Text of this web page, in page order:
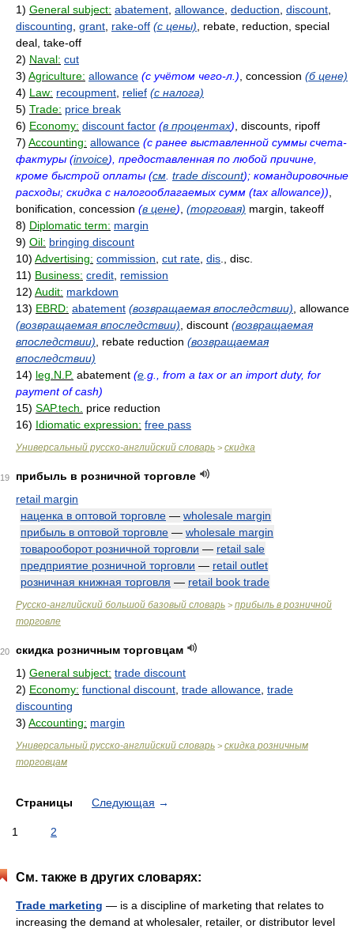
1) General subject: abatement allowance deduction discount
discounting grant rake-off (с цены) , rebate, reduction, special
deal, take-off
2) Naval: cut
3) Agriculture: allowance (с учётом чего-л.) , concession (б цене)
4) Law: recoupment relief (с налога)
5) Trade: price break
6) Economy: discount factor (в процентах) , discounts, ripoff
7) Accounting: allowance (с ранее выставленной суммы счета-
фактуры (invoice), предоставленная по любой причине,
кроме быстрой оплаты (см trade discount); командировочные
расходы; скидка с налогооблагаемых сумм (tax allowance))
bonification, concession (в цене) (торговая) margin, takeoff
8) Diplomatic term: margin
9) Oil: bringing discount
10) Advertising: commission cut rate dis ., disc.
11) Business: credit remission
12) Audit: markdown
13) EBRD: abatement (возвращаемая впоследствии) , allowance
(возвращаемая впоследствии) , discount (возвращаемая
впоследствии) , rebate reduction (возвращаемая
впоследствии)
14) leg.N.P. abatement (e .g., from a tax or an import duty, for
payment of cash)
15) SAP.tech.
price reduction
16) Idiomatic expression: free pass
Универсальный русско-английский словарь > скидка
19
прибыль в розничной торговле
retail margin
наценка в оптовой торговле — wholesale margin
прибыль в оптовой торговле — wholesale margin
товарооборот розничной торговли — retail sale
предприятие розничной торговли — retail outlet
розничная книжная торговля — retail book trade
Русско-английский большой базовый словарь > прибыль в розничной
торговле
20
скидка розничным торговцам
1) General subject: trade discount
2) Economy: functional discount trade allowance trade
discounting
3) Accounting: margin
Универсальный русско-английский словарь > скидка розничным
торговцам
Страницы Следующая →
1 2
См. также в других словарях:
Trade marketing — is a discipline of marketing that relates to
increasing the demand at wholesaler, retailer, or distributor level